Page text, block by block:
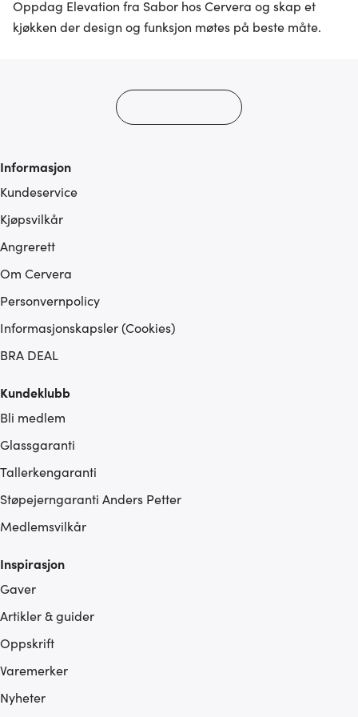
med annen informasjon du har gjort tilgjengelig for dem,
Oppdag Elevation fra Sabor hos Cervera og skap et
kjøkken der design og funksjon møtes på beste måte.
Informasjon
Kundeservice
Kjøpsvilkår
Angrerett
Om Cervera
Personvernpolicy
Informasjonskapsler (Cookies)
BRA DEAL
Kundeklubb
Bli medlem
Glassgaranti
Tallerkengaranti
Støpejerngaranti Anders Petter
Medlemsvilkår
Inspirasjon
Gaver
Artikler & guider
Oppskrift
Varemerker
Nyheter